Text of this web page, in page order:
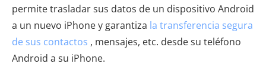
permite trasladar sus datos de un dispositivo Android
a un nuevo iPhone y garantiza la transferencia segura
de sus contactos , mensajes, etc. desde su teléfono
Android a su iPhone.